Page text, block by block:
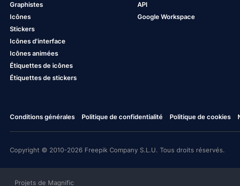
Graphistes
Icônes
Stickers
Icônes d'interface
Icônes animées
Étiquettes de icônes
Étiquettes de stickers
API
Google Workspace
Conditions générales Politique de confidentialité Politique de cookies
Copyright © 2010-2026 Freepik Company S.L.U. Tous droits réservés.
Projets de Magnific